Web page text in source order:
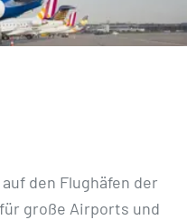
den Flughäfen der
große Airports und